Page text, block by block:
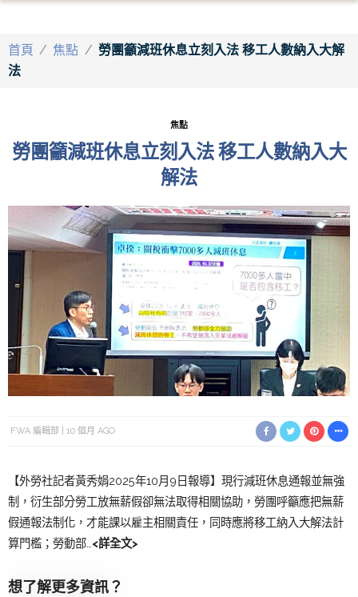
首頁 / 焦點 / 勞團籲減班休息立刻入法 移工人數納入大解
法
焦點
勞團籲減班休息立刻入法 移工人數納入大
解法
FWA 編輯部 10 個月 AGO
【外勞社記者黃秀娟2025年10月9日報導】現行減班休息通報並無強
制，衍生部分勞工放無薪假卻無法取得相關協助，勞團呼籲應把無薪
假通報法制化，才能課以雇主相關責任，同時應將移工納入大解法計
算門檻；勞動部… <詳全文>
想了解更多資訊？